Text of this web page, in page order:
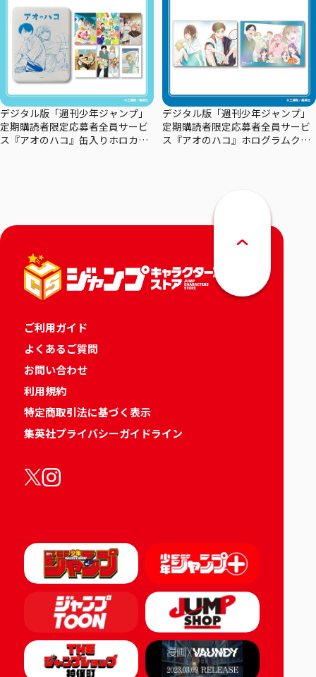
デジタル版「週刊少年ジャンプ」
定期購読者限定応募者全員サービ
ス『アオのハコ』缶入りホロカー
デジタル版「週刊少年ジャンプ」
定期購読者限定応募者全員サービ
ス『アオのハコ』ホログラムクリ
ご利用ガイド
よくあるご質問
お問い合わせ
利用規約
特定商取引法に基づく表示
集英社プライバシーガイドライン